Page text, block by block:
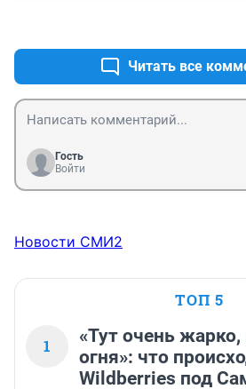
России помогает им эти деньги
При коммунизме такого бы
Читать все
Гость
Войти
Новости СМИ2
ТОП 5
1
«Тут очень
огня»: что
Wildberries под